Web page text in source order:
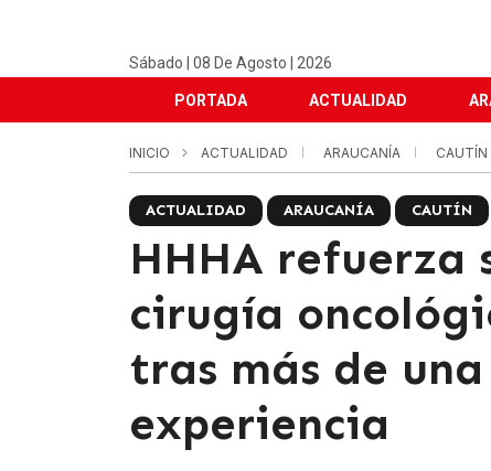
Sábado | 08 De Agosto | 2026
PORTADA ACTUALIDAD
INICIO ACTUALIDAD ARAUCANÍA CAUTÍN
ACTUALIDAD ARAUCANÍA CAUTÍN
HHHA refuerza
cirugía
tras más de
experiencia